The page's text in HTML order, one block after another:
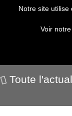
Nos
Toute
Notre site utilise
Voir